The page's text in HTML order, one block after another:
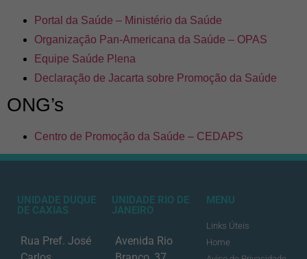
Portal da Saúde – Ministério da Saúde
Organização Pan-Americana da Saúde – OPAS
Equipe Saúde Plena
Declaração de Jacarta sobre Promoção da Saúde
ONG’s
Centro de Promoção da Saúde – CEDAPS
UNIDADE DUQUE
DE CAXIAS
Rua Pref. José
UNIDADE RIO DE
JANEIRO
Avenida Rio
MENU
Links Úteis
Home